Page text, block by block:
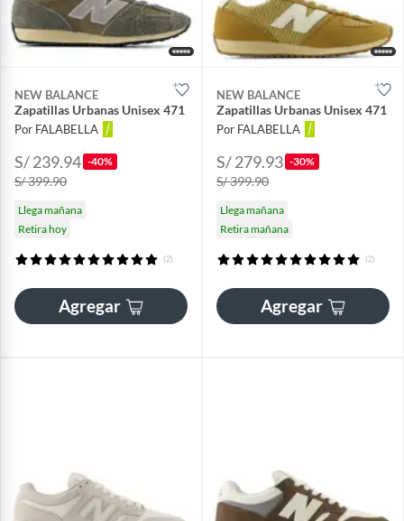
NEW BALANCE
Zapatillas Urbanas Unisex 471
Por FALABELLA
S/ 239.94 -40%
S/ 399.90
Llega mañana
Retira hoy
(2)
Agregar
NEW BALANCE
Zapatillas Urbanas Unisex 471
Por FALABELLA
S/ 279.93 -30%
S/ 399.90
Llega mañana
Retira mañana
(2)
Agregar